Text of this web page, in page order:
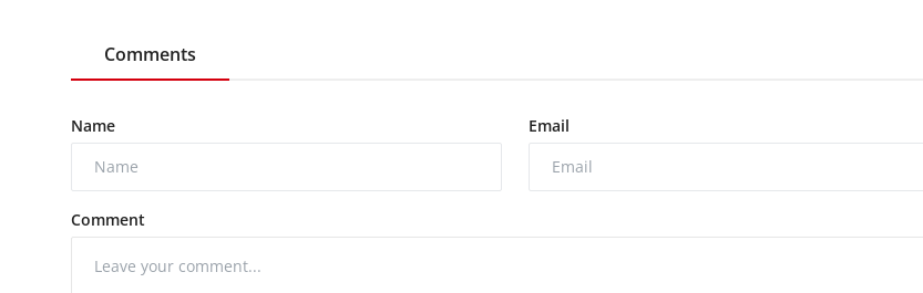
Comments
Name Email
Comment